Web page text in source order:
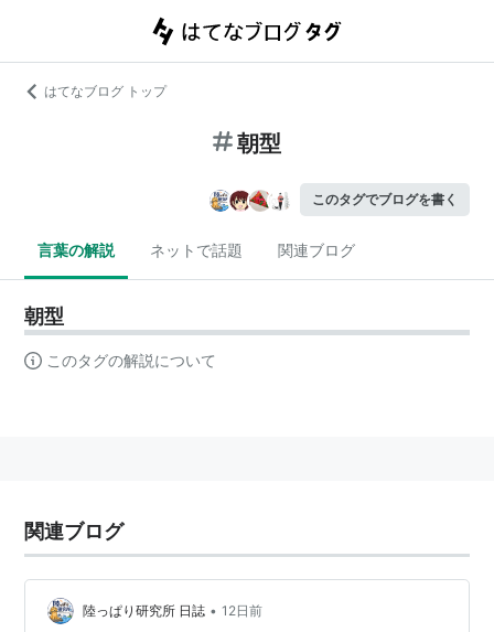
はてなブログ トップ
朝型
このタグでブログを書く
言葉の解説 ネットで話題 関連ブログ
朝型
このタグの解説について
関連ブログ
陸っぱり研究所 日誌 • 12日前